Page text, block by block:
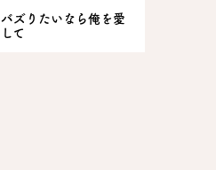
バズりたいなら俺を愛
して